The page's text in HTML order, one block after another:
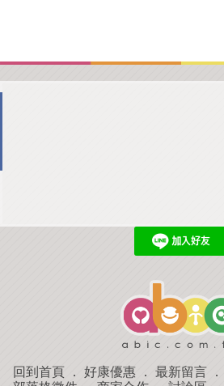
回到首頁 ． 好康優惠 ． 最新留言 ．